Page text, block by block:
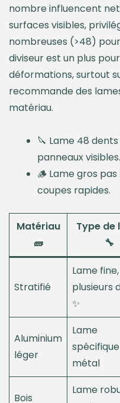
nombre influencent
surfaces visibles,
nombreuses (>48)
diviseur est un plus
déformations, surtout
recommande des
matériau.
🔪 Lame 48
panneaux visibles.
🪵 Lame gros
coupes rapides.
Matériau
🧱
Type de
🔧
Stratifié
Lame fine,
plusieurs
✨
Aluminium
léger
Lame
spécifique
métal
Bois
Lame